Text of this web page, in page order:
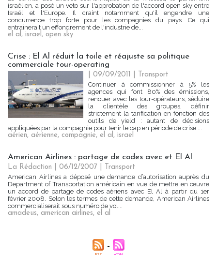
israélien, a posé un veto sur l'approbation de l'accord open sky entre
Israël et l'Europe. Il craint notamment qu'il engendre une
concurrence trop forte pour les compagnies du pays. Ce qui
entraînerait un effondrement de l'industrie de...
el al, israel, open sky
Crise : El Al réduit la toile et réajuste sa politique
commerciale tour-operating
| 09/09/2011
Transport
Continuer à commissionner à 5% les
agences qui font 80% des émissions,
renouer avec les tour-opérateurs, séduire
la clientèle des groupes, définir
strictement la tarification en fonction des
outils de yield : autant de décisions
appliquées par la compagnie pour tenir le cap en période de crise....
aérien, aérienne, compagnie, el al, israel
American Airlines : partage de codes avec et El Al
La Rédaction | 06/12/2007
Transport
American Airlines a déposé une demande d’autorisation auprès du
Department of Transportation américain en vue de mettre en œuvre
un accord de partage de codes aériens avec El Al à partir du 1er
février 2008. Selon les termes de cette demande, American Airlines
commercialiserait sous numéro de vol...
amadeus, american airlines, el al